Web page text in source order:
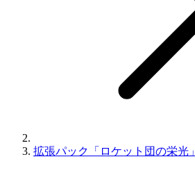
拡張パック「ロケット団の栄光」